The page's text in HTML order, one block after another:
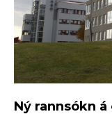
Ný rannsókn